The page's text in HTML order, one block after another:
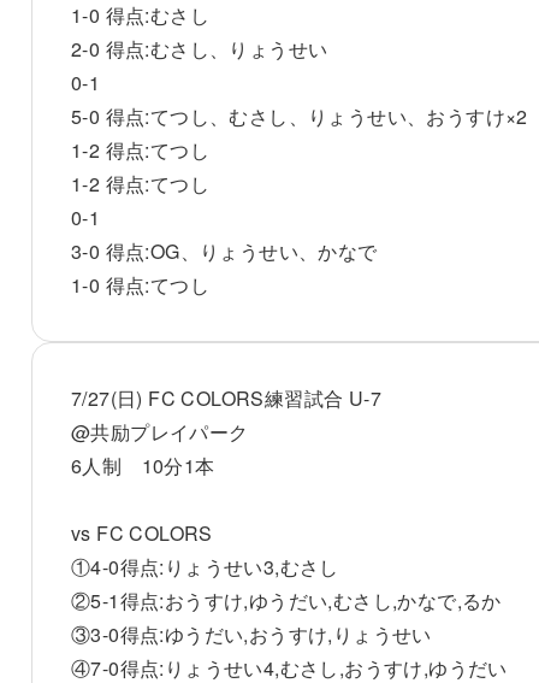
1-0 得点:むさし
2-0 得点:むさし、りょうせい
0-1
5-0 得点:てつし、むさし、りょうせい、おうすけ×2
1-2 得点:てつし
1-2 得点:てつし
0-1
3-0 得点:OG、りょうせい、かなで
1-0 得点:てつし
7/27(日) FC COLORS練習試合 U-7
@共励プレイパーク
6人制 10分1本
vs FC COLORS
①4-0得点:りょうせい3,むさし
②5-1得点:おうすけ,ゆうだい,むさし,かなで,るか
③3-0得点:ゆうだい,おうすけ,りょうせい
④7-0得点:りょうせい4,むさし,おうすけ,ゆうだい